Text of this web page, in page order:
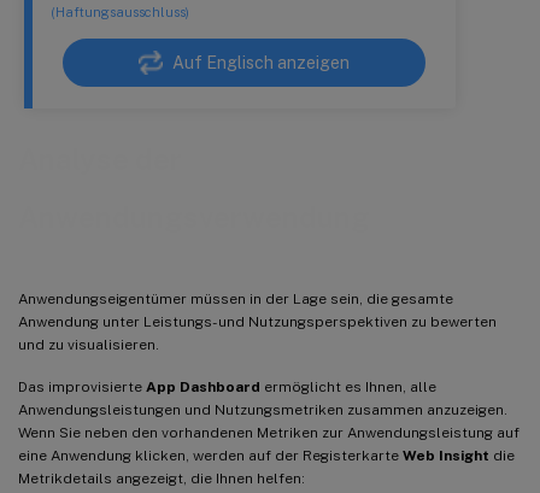
(Haftungsausschluss)
Auf Englisch anzeigen
Anwendungseigentümer müssen in der Lage sein, die gesamte
Anwendung unter Leistungs- und Nutzungsperspektiven zu bewerten
und zu visualisieren.
Das improvisierte App Dashboard ermöglicht es Ihnen, alle
Anwendungsleistungen und Nutzungsmetriken zusammen anzuzeigen.
Wenn Sie neben den vorhandenen Metriken zur Anwendungsleistung auf
eine Anwendung klicken, werden auf der Registerkarte Web Insight die
Metrikdetails angezeigt, die Ihnen helfen: